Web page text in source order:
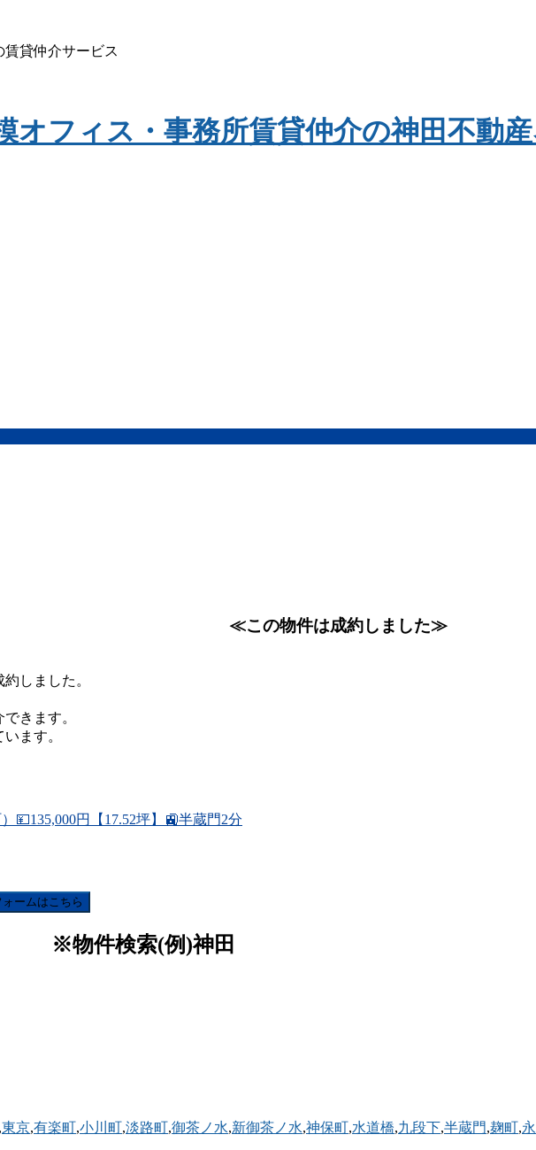
貸仲介サービス
≪この物件は成約しました≫
しました。
きます。
ます。
💴135,000円【17.52坪】🚉半蔵門2分
ームはこちら
件検索(例)神田
,東京,有楽町,小川町,淡路町,御茶ノ水,新御茶ノ水,神保町,水道橋,九段下,半蔵門,麹町,